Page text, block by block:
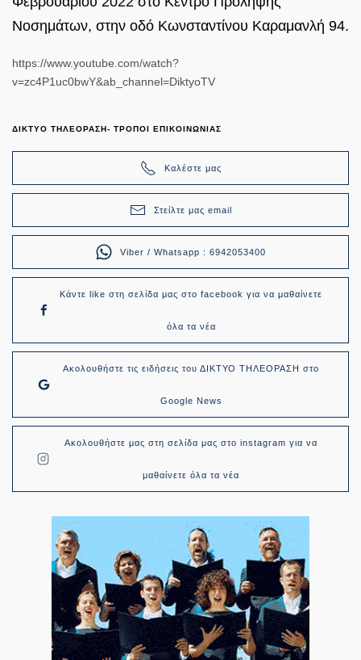
Νοσημάτων, στην οδό Κωνσταντίνου Καραμανλή 94.
https://www.youtube.com/watch?
v=zc4P1uc0bwY&ab_channel=DiktyoTV
ΔΙΚΤΥΟ ΤΗΛΕΟΡΑΣΗ- ΤΡΟΠΟΙ ΕΠΙΚΟΙΝΩΝΙΑΣ
Καλέστε μας
Στείλτε μας email
Viber / Whatsapp : 6942053400
Κάντε like στη σελίδα μας στο facebook για να μαθαίνετε
όλα τα νέα
Ακολουθήστε τις ειδήσεις του ΔΙΚΤΥΟ ΤΗΛΕΟΡΑΣΗ στο
Google News
Ακολουθήστε μας στη σελίδα μας στο instagram για να
μαθαίνετε όλα τα νέα